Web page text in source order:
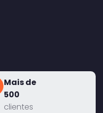
Mais de
500
clientes